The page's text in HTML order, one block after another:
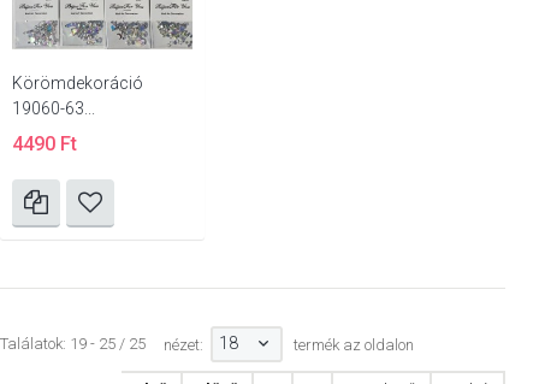
Körömdekoráció
19060-63...
4490 Ft
Találatok: 19 - 25 / 25 nézet: 18 termék az oldalon